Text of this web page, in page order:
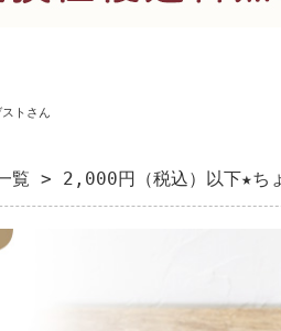
トさん
覧 > 2,000円（税込）以下★ち